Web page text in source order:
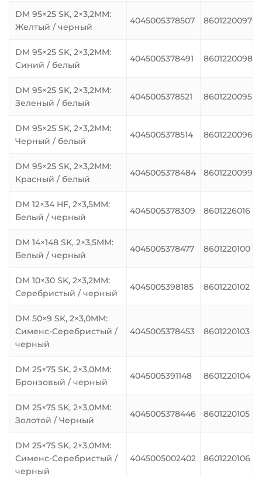
DM 95×25 SK, 2×3,2MM:
Желтый / черный
4045005378507 8601220097
DM 95×25 SK, 2×3,2MM:
Синий / белый
4045005378491 8601220098
DM 95×25 SK, 2×3,2MM:
Зеленый / белый
4045005378521 8601220095
DM 95×25 SK, 2×3,2MM:
Черный / белый
4045005378514 8601220096
DM 95×25 SK, 2×3,2MM:
Красный / белый
4045005378484 8601220099
DM 12×34 HF, 2×3,5MM:
Белый / черный
4045005378309 8601226016
DM 14×148 SK, 2×3,5MM:
Белый / черный
4045005378477 8601220100
DM 10×30 SK, 2×3,2MM:
Серебристый / черный
4045005398185 8601220102
DM 50×9 SK, 2×3,0MM:
Сименс-Серебристый /
черный
4045005378453 8601220103
DM 25×75 SK, 2×3,0MM:
Бронзовый / черный
4045005391148 8601220104
DM 25×75 SK, 2×3,0MM:
Золотой / Черный
4045005378446 8601220105
DM 25×75 SK, 2×3,0MM:
Сименс-Серебристый /
черный
4045005002402 8601220106